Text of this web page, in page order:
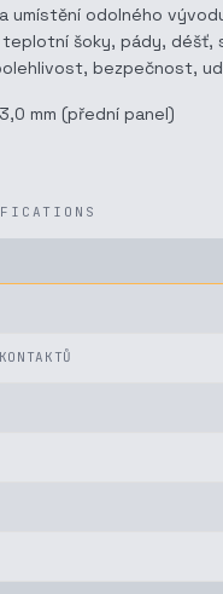
umístění odolného
šoky, pády, déšť,
bezpečnost,
mm (přední panel)